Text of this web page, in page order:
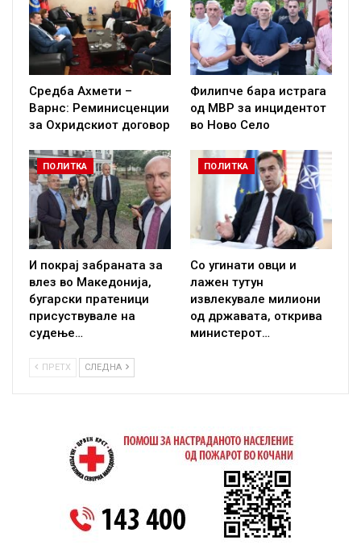
Средба Ахмети –
Варнс: Реминисценции
за Охридскиот договор
Филипче бара истрага
од МВР за инцидентот
во Ново Село
ПОЛИТКА
И покрај забраната за
влез во Македонија,
бугарски пратеници
присуствувале на
судење…
ПОЛИТКА
Со угинати овци и
лажен тутун
извлекувале милиони
од државата, открива
министерот…
ПРЕТХ СЛЕДНА